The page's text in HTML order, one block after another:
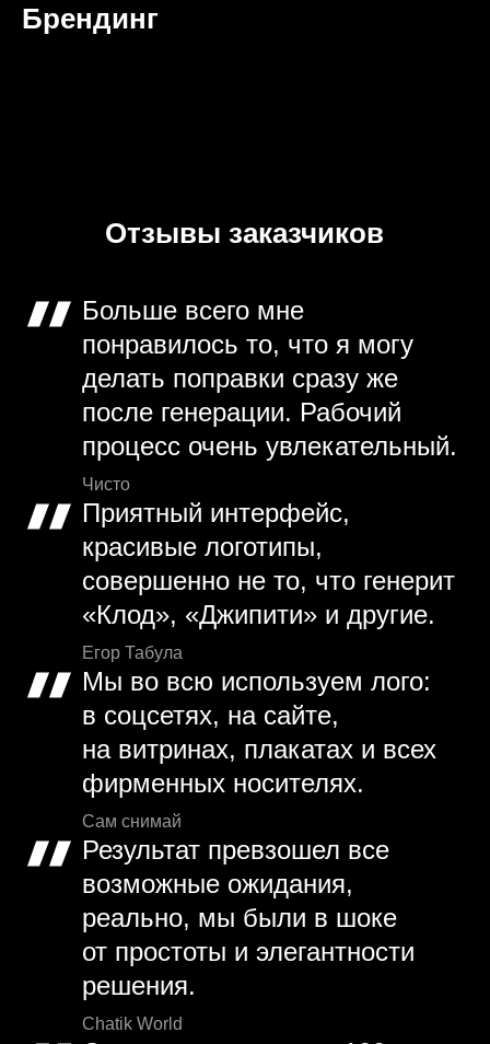
Брендинг
Отзывы заказчиков
Больше всего мне
понравилось то, что я могу
делать поправки сразу же
после генерации. Рабочий
процесс очень увлекательный.
Чисто
Приятный интерфейс,
красивые логотипы,
совершенно не то, что генерит
«Клод», «Джипити» и другие.
Егор Табула
Мы во всю используем лого:
в соцсетях, на сайте,
на витринах, плакатах и всех
фирменных носителях.
Сам снимай
Результат превзошел все
возможные ожидания,
реально, мы были в шоке
от простоты и элегантности
решения.
Chatik World